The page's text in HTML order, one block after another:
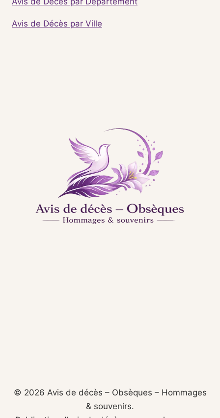
Avis de Décès par Ville
© 2026 Avis de décès – Obsèques – Hommages
& souvenirs.